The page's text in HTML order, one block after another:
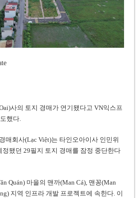
사의 토지 경매가 연기됐다고 VN익스프
했다.
매회사(Lạc Việt)는 타인오아이사 인민위
정됐던 29필지 토지 경매를 잠정 중단한다
Quán) 마을의 맨까(Man Cá), 맨꽁(Man
지역 인프라 개발 프로젝트에 속한다. 이